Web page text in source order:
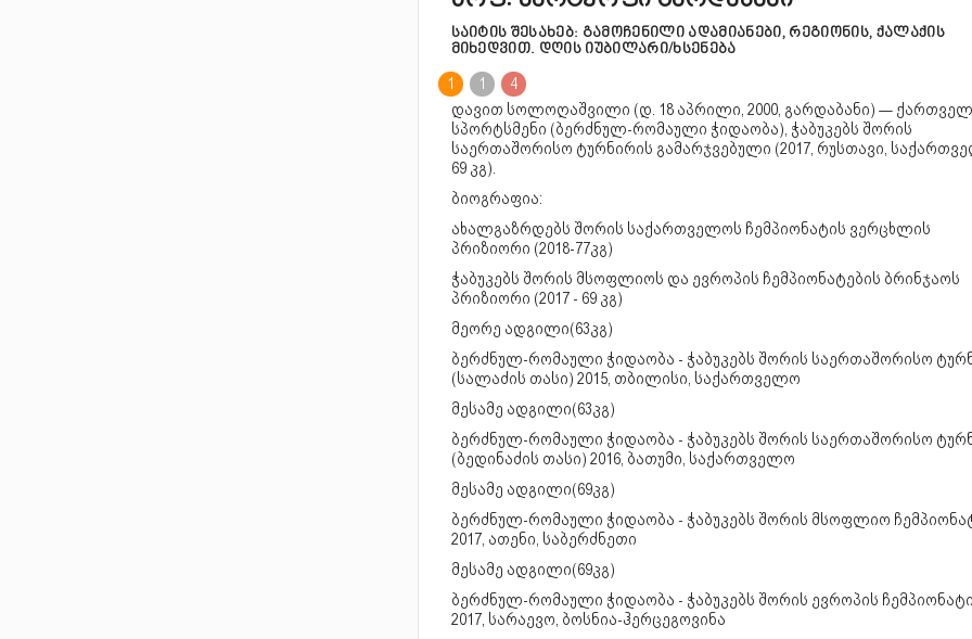
საიტის შესახებ: გამოჩენილი ადამიანები, რეგიონის, ქალაქის
მიხედვით. დღის იუბილარი/ხსენება
1 1
4
დავით სოლოღაშვილი (დ. 18 აპრილი, 2000, გარდაბანი) —
სპორტსმენი (ბერძნულ-რომაული ჭიდაობა), ჭაბუკებს შორის
საერთაშორისო ტურნირის გამარჯვებული (2017, რუსთავი,
69 კგ).
ბიოგრაფია:
ახალგაზრდებს შორის საქართველოს ჩემპიონატის ვერცხლის
პრიზიორი (2018-77კგ)
ჭაბუკებს შორის მსოფლიოს და ევროპის ჩემპიონატების ბრინჯაოს
პრიზიორი (2017 - 69 კგ)
მეორე ადგილი(63კგ)
ბერძნულ-რომაული ჭიდაობა - ჭაბუკებს შორის საერთაშორისო
(სალაძის თასი) 2015, თბილისი, საქართველო
მესამე ადგილი(63კგ)
ბერძნულ-რომაული ჭიდაობა - ჭაბუკებს შორის საერთაშორისო
(ბედინაძის თასი) 2016, ბათუმი, საქართველო
მესამე ადგილი(69კგ)
ბერძნულ-რომაული ჭიდაობა - ჭაბუკებს შორის მსოფლიო
2017, ათენი, საბერძნეთი
მესამე ადგილი(69კგ)
ბერძნულ-რომაული ჭიდაობა - ჭაბუკებს შორის ევროპის
2017, სარაევო, ბოსნია-ჰერცეგოვინა